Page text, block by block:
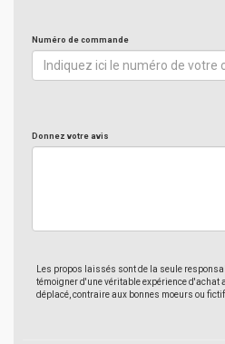
Numéro de commande
Donnez votre avis
Les propos laissés sont de la seule
témoigner d'une véritable expérience d'achat
déplacé, contraire aux bonnes moeurs ou